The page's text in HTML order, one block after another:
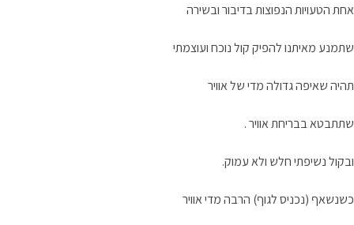
אחת הטעויות הנפוצות בדיבור ובשירה
שתמנע מאיתנו להפיק קול נוכח ועוצמתי
תהיה שאיפה גדולה מדי של אוויר
שתתבטא בבריחת אוויר .
ובקול נשיפתי חלש ולא עמוק.
כשנשאף (נכניס לגוף) הרבה מדי אוויר